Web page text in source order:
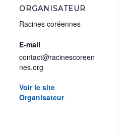
ORGANISATEUR
Racines coréennes
E-mail
contact@racinescoreen
nes.org
Voir le site
Organisateur